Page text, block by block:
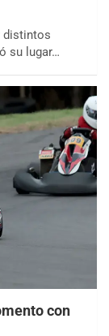
distintos
su lugar…
con